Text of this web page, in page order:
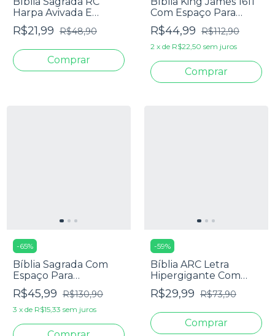
Harpa Avivada E
Corinhos Média Capa
Dura Leão Glória
R$21,99 R$48,90
Com Espaço Para
Anotações Flores
Aquarela
R$44,99 R$112,90
2 x de R$22,50 sem juros
-65%
Bíblia Sagrada Com
Espaço Para
Anotações Harpa
Avivada E Corinhos
Flores Pink
R$45,99 R$130,90
3 x de R$15,33 sem juros
-59%
Bíblia ARC Letra
Hipergigante Com
Textos Coloridos,
Harpa E Corinhos -
R$29,99 R$73,90